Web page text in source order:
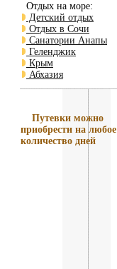
Отдых на море:
Детский отдых
Отдых в Сочи
Санатории Анапы
Геленджик
Крым
Абхазия
Путевки можно
приобрести на любое
количество дней